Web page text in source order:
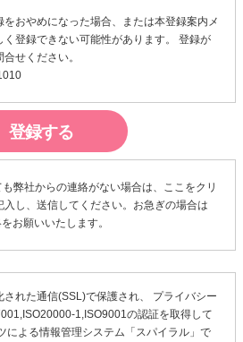
おやめになった場合、または本登録案内メ
登録できない可能性があります。 登録が
せください。
弊社からの連絡がない場合は、 ここ をクリ
入し、送信してください。お急ぎの場合は
お願いいたします。
れた通信(SSL)で保護され、 プライバシー
1,ISO9001の認証を取得して
による情報管理システム「スパイラル」 で